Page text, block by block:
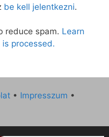
be kell jelentkezni.
reduce spam. Learn
processed.
• Impresszum •